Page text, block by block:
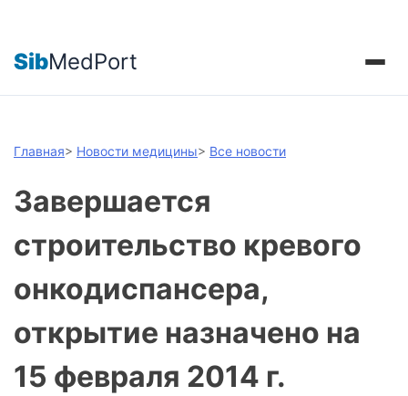
SibMedPort
Главная> Новости медицины> Все новости
Завершается
строительство кревого
онкодиспансера,
открытие назначено на
15 февраля 2014 г.